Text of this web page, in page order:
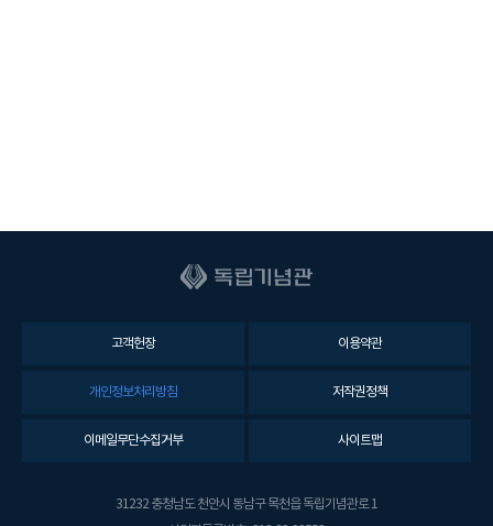
고객헌장 이용약관
개인정보처리방침 저작권정책
이메일무단수집거부 사이트맵
31232 충청남도 천안시 동남구 목천읍 독립기념관로 1